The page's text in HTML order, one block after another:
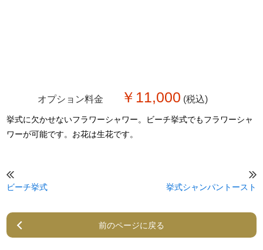
オプション料金 ￥11,000 (税込)
挙式に欠かせないフラワーシャワー。ビーチ挙式でもフラワーシャ
ワーが可能です。お花は生花です。
ビーチ挙式 挙式シャンパントースト
前のページに戻る